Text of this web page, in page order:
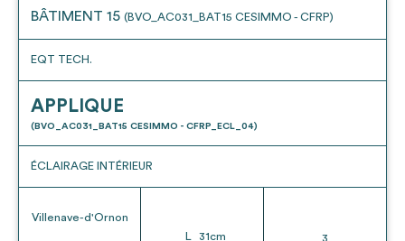
BÂTIMENT 15 (BVO_AC031_BAT15 CESIMMO - CFRP)
EQT TECH.
APPLIQUE
(BVO_AC031_BAT15 CESIMMO - CFRP_ECL_04)
ÉCLAIRAGE INTÉRIEUR
Villenave-d'Ornon
L
31cm 3